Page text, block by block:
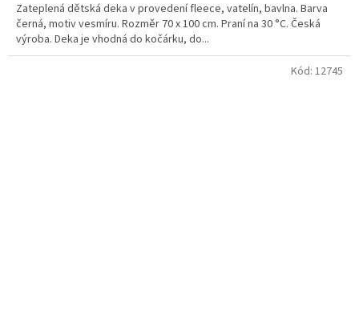
Zateplená dětská deka v provedení fleece, vatelín, bavlna. Barva
černá, motiv vesmíru. Rozměr 70 x 100 cm. Praní na 30 °C. Česká
výroba. Deka je vhodná do kočárku, do...
Kód: 12745